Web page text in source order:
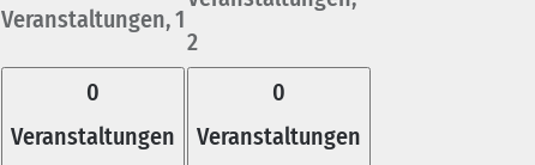
Veranstaltungen,1
2
0
Veranstaltungen
0
Veranstaltungen